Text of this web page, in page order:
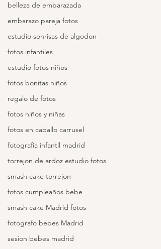
belleza de embarazada
embarazo pareja fotos
estudio sonrisas de algodon
fotos infantiles
estudio fotos niños
fotos bonitas niños
regalo de fotos
fotos niños y niñas
fotos en caballo carrusel
fotografia infantil madrid
torrejon de ardoz estudio fotos
smash cake torrejon
fotos cumpleaños bebe
smash cake Madrid fotos
fotografo bebes Madrid
sesion bebes madrid